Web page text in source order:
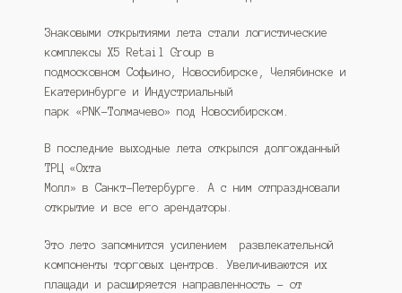
Знаковыми открытиями лета стали логистические
комплексы X5 Retail Group в
подмосковном Софьино, Новосибирске, Челябинске и
Екатеринбурге и Индустриальный
парк «PNK-Толмачево» под Новосибирском.
В последние выходные лета открылся долгожданный
ТРЦ «Охта
Молл» в Санкт-Петербурге. А с ним отпраздновали
открытие и все его арендаторы.
Это лето запомнится усилением развлекательной
компоненты торговых центров. Увеличиваются их
плащади и расширяется направленность – от